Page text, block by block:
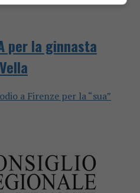
per la ginnasta
a Firenze per la “sua”